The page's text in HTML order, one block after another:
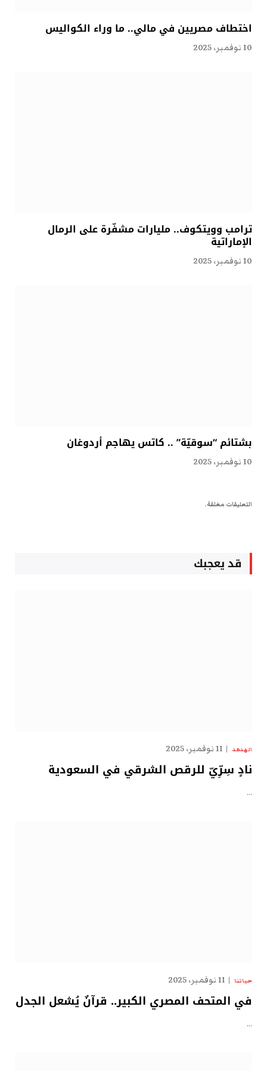
اختطاف مصريين في مالي.. ما وراء الكواليس
10 نوفمبر، 2025
ترامب وويتكوف.. مليارات مشفّرة على الرمال
الإماراتية
10 نوفمبر، 2025
بشتائم “سوقيّة” .. كاتس يهاجم أردوغان
10 نوفمبر، 2025
التعليقات مغلقة.
قد يعجبك
الهدهد 11 نوفمبر، 2025
نادٍ سِرِّيّ للرقص الشرقي في السعودية
…
حياتنا 11 نوفمبر، 2025
في المتحف المصري الكبير.. قرآنٌ يُشعل الجدل
…